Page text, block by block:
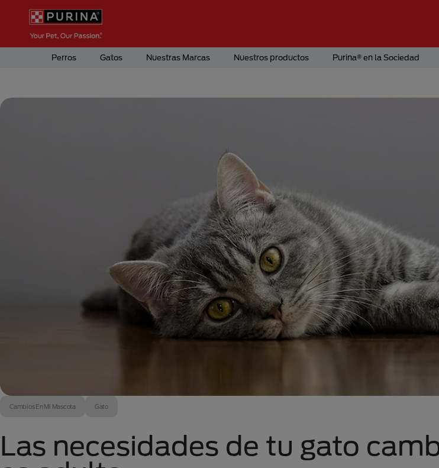
Pasar al contenido principal
Menú Secundario Purina
Menú Principal Purina
Perros Gatos Nuestras Marcas Nuestros productos Purina® en la Sociedad
Cambios En Mi Mascota Gato
Las necesidades de tu gato